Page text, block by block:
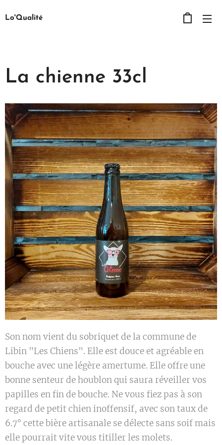
Lo'Qualité
La chienne 33cl
Son nom vient du sobriquet de la commune de
Libin "Les Chiens". Elle est douce et agréable en
bouche avec une légère amertume. Elle offre une
bonne senteur de houblon qui saura réveiller vos
papilles en fin de bouche. Ne vous fiez pas à son
regard de petit chien inoffensif, avec son taux de
6.7° cette bière artisanale se délecte sans soif mais
elle pourrait vite vous titiller les molets.